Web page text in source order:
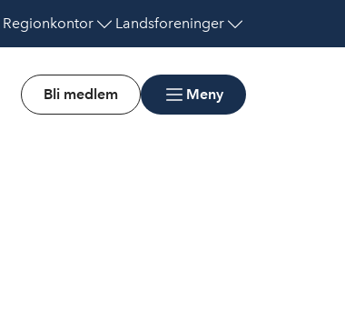
Regionkontor Landsforeninger
Bli medlem Meny